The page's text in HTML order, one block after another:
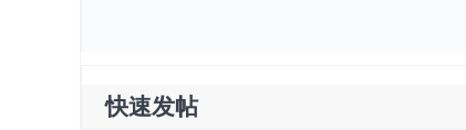
快速发帖